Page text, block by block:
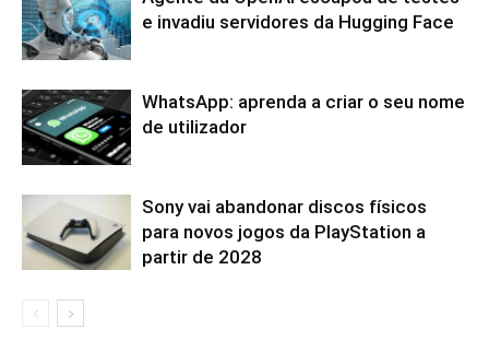
e invadiu servidores da Hugging Face
WhatsApp: aprenda a criar o seu nome
de utilizador
Sony vai abandonar discos físicos
para novos jogos da PlayStation a
partir de 2028